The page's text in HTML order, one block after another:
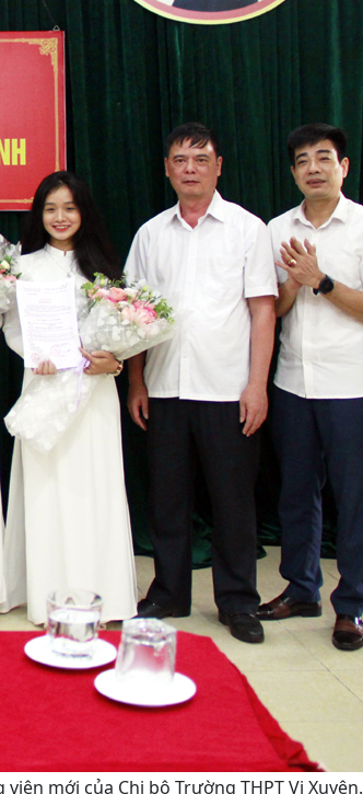
mới của Chi bộ Trường THPT Vị Xuyên.